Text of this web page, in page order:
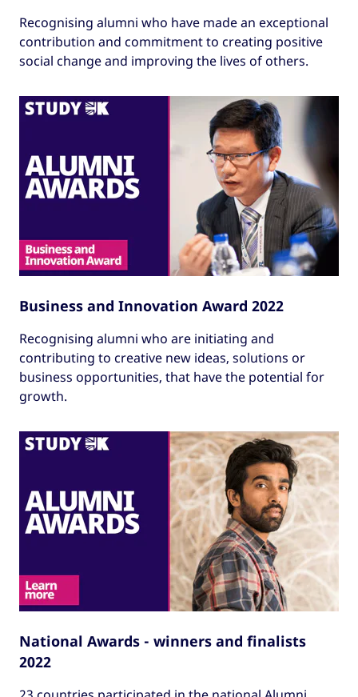
Recognising alumni who have made an exceptional
contribution and commitment to creating positive
social change and improving the lives of others.
Business and Innovation Award 2022
Recognising alumni who are initiating and
contributing to creative new ideas, solutions or
business opportunities, that have the potential for
growth.
National Awards - winners and finalists
2022